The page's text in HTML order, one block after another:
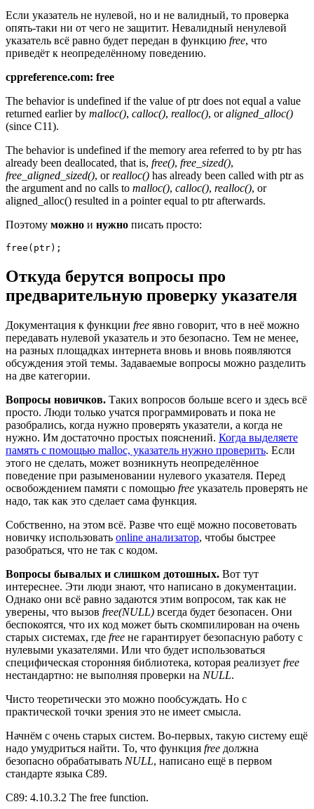
Если указатель не нулевой, но и не валидный, то проверка
опять-таки ни от чего не защитит. Невалидный ненулевой
указатель всё равно будет передан в функцию free, что
приведёт к неопределённому поведению.
cppreference.com: free
The behavior is undefined if the value of ptr does not equal a value
returned earlier by malloc(), calloc(), realloc(), oraligned_alloc()
(since C11).
The behavior is undefined if the memory area referred to by ptr has
already been deallocated, that is, free(), free_sized(),
free_aligned_sized(), orrealloc() has already been called with ptr as
the argument and no calls to malloc(), calloc(), realloc(), or
aligned_alloc() resulted in a pointer equal to ptr afterwards.
Поэтому можно и нужно писать просто:
free(ptr);
Откуда берутся вопросы про
предварительную проверку указателя
Документация к функции free явно говорит, что в неё можно
передавать нулевой указатель и это безопасно. Тем не менее,
на разных площадках интернета вновь и вновь появляются
обсуждения этой темы. Задаваемые вопросы можно разделить
на две категории.
Вопросы новичков. Таких вопросов больше всего и здесь всё
просто. Люди только учатся программировать и пока не
разобрались, когда нужно проверять указатели, а когда не
нужно. Им достаточно простых пояснений. Когда выделяете
память с помощью malloc, указатель нужно проверить. Если
этого не сделать, может возникнуть неопределённое
поведение при разыменовании нулевого указателя. Перед
освобождением памяти с помощью free указатель проверять не
надо, так как это сделает сама функция.
Собственно, на этом всё. Разве что ещё можно посоветовать
новичку использовать online анализатор, чтобы быстрее
разобраться, что не так с кодом.
Вопросы бывалых и слишком дотошных. Вот тут
интереснее. Эти люди знают, что написано в документации.
Однако они всё равно задаются этим вопросом, так как не
уверены, что вызов free(NULL) всегда будет безопасен. Они
беспокоятся, что их код может быть скомпилирован на очень
старых системах, где free не гарантирует безопасную работу с
нулевыми указателями. Или что будет использоваться
специфическая сторонняя библиотека, которая реализует free
нестандартно: не выполняя проверки на NULL.
Чисто теоретически это можно пообсуждать. Но с
практической точки зрения это не имеет смысла.
Начнём с очень старых систем. Во-первых, такую систему ещё
надо умудриться найти. То, что функция free должна
безопасно обрабатывать NULL, написано ещё в первом
стандарте языка C89.
C89: 4.10.3.2 The free function.